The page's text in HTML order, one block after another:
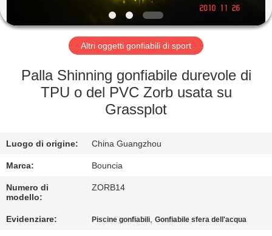
CIRCA
NOI
GIRO
DELLA
CONTROLLO
DI
QUALITÀ
CONTATTICI
Altri oggetti gonfiabili di sport
Palla Shinning gonfiabile durevole di
TPU o del PVC Zorb usata su
Grassplot
Luogo di origine: China Guangzhou
Marca: Bouncia
Numero di
modello:
ZORB14
Evidenziare: Piscine gonfiabili,Gonfiabile sfera dell'acqua